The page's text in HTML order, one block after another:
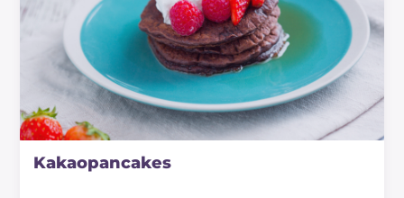
Kakaopancakes